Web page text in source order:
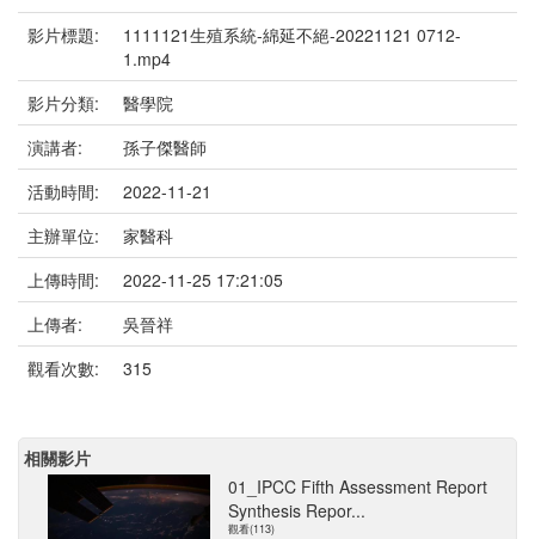
影片標題:
1111121生殖系統-綿延不絕-20221121 0712-
1.mp4
影片分類:
醫學院
演講者:
孫子傑醫師
活動時間:
2022-11-21
主辦單位:
家醫科
上傳時間:
2022-11-25 17:21:05
上傳者:
吳晉祥
觀看次數:
315
相關影片
01_IPCC Fifth Assessment Report
Synthesis Repor...
觀看(113)